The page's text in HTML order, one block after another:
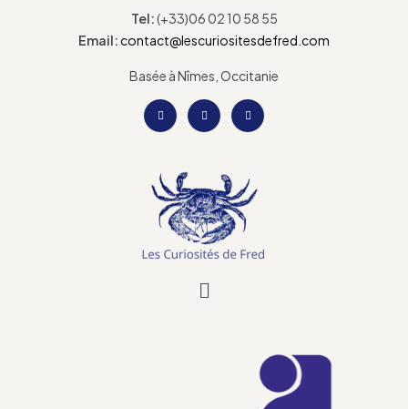
Tel:(+33)06 02 10 58 55
Email:contact@lescuriositesdefred.com
Basée à Nîmes, Occitanie